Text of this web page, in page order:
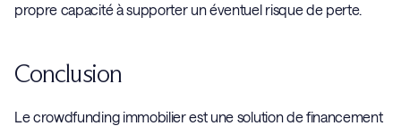
propre capacité à supporter un éventuel risque de perte.
Conclusion
Le crowdfunding immobilier est une solution de financement